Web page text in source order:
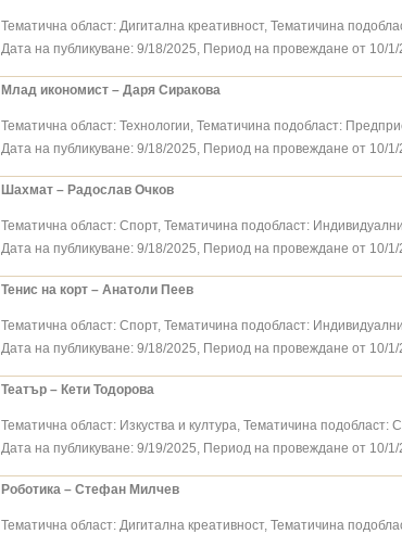
Тематична област: Дигитална креативност, Тематичина
Дата на публикуване: 9/18/2025, Период на провеждане от 10/
Млад икономист – Даря Сиракова
Тематична област: Технологии, Тематичина подобласт:
Дата на публикуване: 9/18/2025, Период на провеждане от 10/
Шахмат – Радослав Очков
Тематична област: Спорт, Тематичина подобласт:
Дата на публикуване: 9/18/2025, Период на провеждане от 10/
Тенис на корт – Анатоли Пеев
Тематична област: Спорт, Тематичина подобласт:
Дата на публикуване: 9/18/2025, Период на провеждане от 10/
Театър – Кети Тодорова
Тематична област: Изкуства и култура, Тематичина подобласт:
Дата на публикуване: 9/19/2025, Период на провеждане от 10/
Роботика – Стефан Милчев
Тематична област: Дигитална креативност, Тематичина